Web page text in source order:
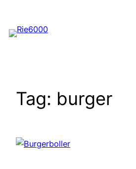
indhold
Tag: burger